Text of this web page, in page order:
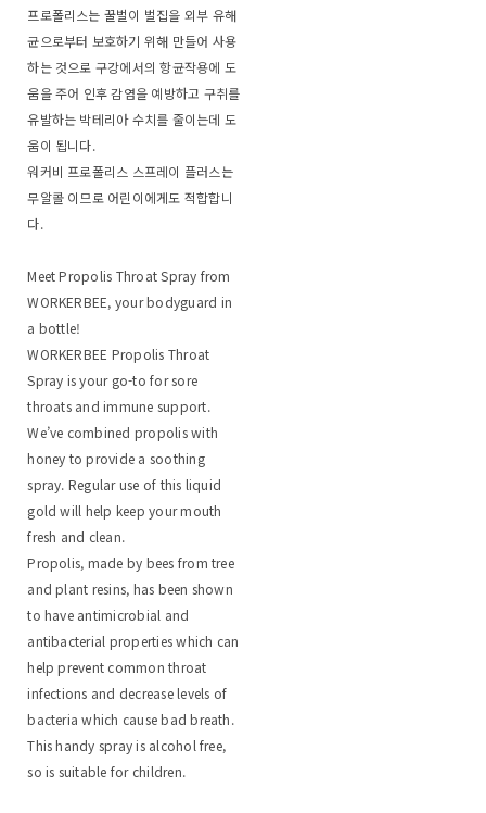
프로폴리스는 꿀벌이 벌집을 외부 유해
균으로부터 보호하기 위해 만들어 사용
하는 것으로 구강에서의 항균작용에 도
움을 주어 인후 감염을 예방하고 구취를
유발하는 박테리아 수치를 줄이는데 도
움이 됩니다.
워커비 프로폴리스 스프레이 플러스는
무알콜 이므로 어린이에게도 적합합니
다.
Meet Propolis Throat Spray from
WORKERBEE, your bodyguard in
a bottle!
WORKERBEE Propolis Throat
Spray is your go-to for sore
throats and immune support.
We’ve combined propolis with
honey to provide a soothing
spray. Regular use of this liquid
gold will help keep your mouth
fresh and clean.
Propolis, made by bees from tree
and plant resins, has been shown
to have antimicrobial and
antibacterial properties which can
help prevent common throat
infections and decrease levels of
bacteria which cause bad breath.
This handy spray is alcohol free,
so is suitable for children.